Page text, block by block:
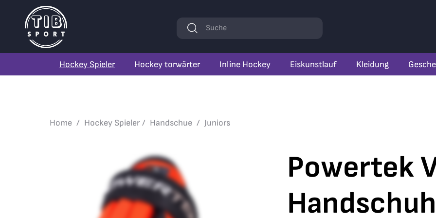
Hockey Spieler Hockey torwärter Inline Hockey Eiskunstlauf Kleidung
Stichwörter
Suchen
Home Hockey Spieler Handschue Juniors
Powertek